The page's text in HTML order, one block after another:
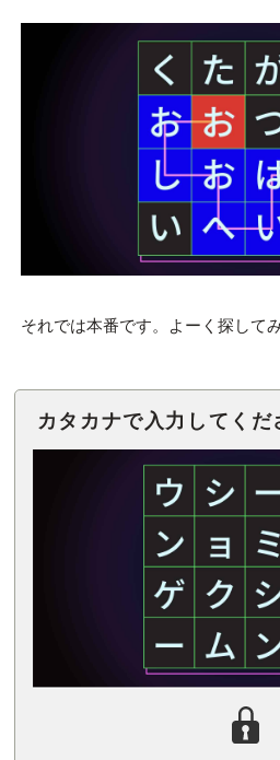
それでは本番です。よーく探して
カタカナで入力してくだ